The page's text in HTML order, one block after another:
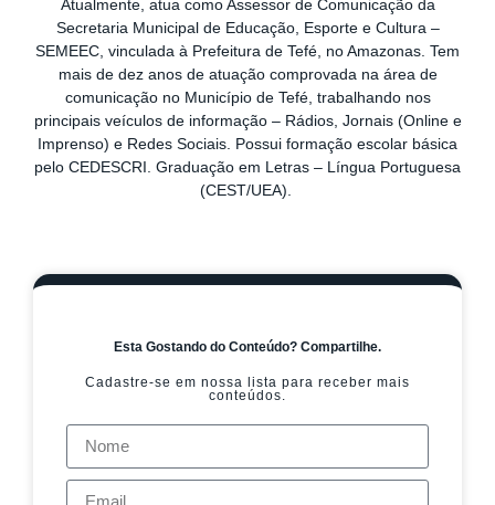
Atualmente, atua como Assessor de Comunicação da
Secretaria Municipal de Educação, Esporte e Cultura –
SEMEEC, vinculada à Prefeitura de Tefé, no Amazonas. Tem
mais de dez anos de atuação comprovada na área de
comunicação no Município de Tefé, trabalhando nos
principais veículos de informação – Rádios, Jornais (Online e
Imprenso) e Redes Sociais. Possui formação escolar básica
pelo CEDESCRI. Graduação em Letras – Língua Portuguesa
(CEST/UEA).
Esta Gostando do Conteúdo? Compartilhe.
Cadastre-se em nossa lista para receber mais
conteúdos.